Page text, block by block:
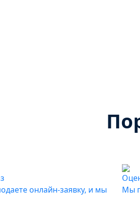
онлайн-заявку, и мы
Мы